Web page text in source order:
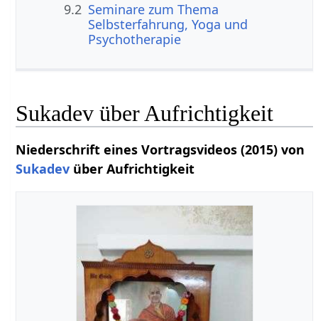
9.2 Seminare zum Thema
Selbsterfahrung, Yoga und
Psychotherapie
Sukadev über Aufrichtigkeit
Niederschrift eines Vortragsvideos (2015) von
Sukadev über Aufrichtigkeit